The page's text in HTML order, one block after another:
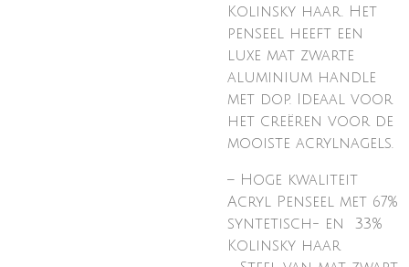
Kolinsky haar. Het
penseel heeft een
luxe mat zwarte
aluminium handle
met dop. Ideaal voor
het creëren voor de
mooiste acrylnagels.
– Hoge kwaliteit
Acryl Penseel met 67%
syntetisch- en 33%
Kolinsky haar